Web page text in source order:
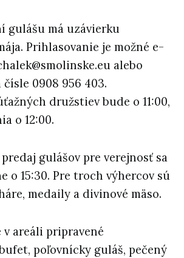
gulášu má uzávierku
Prihlasovanie je možné e-
alebo
0908 956 403.
družstiev bude o 11:00,
o 12:00.
gulášov pre verejnosť sa
o 15:30. Pre troch výhercov sú
medaily a divinové mäso.
v areáli pripravené
poľovnícky guláš, pečený